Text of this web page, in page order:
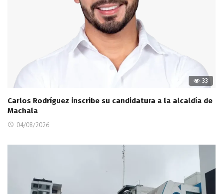
33
Carlos Rodríguez inscribe su candidatura a la alcaldía de
Machala
04/08/2026